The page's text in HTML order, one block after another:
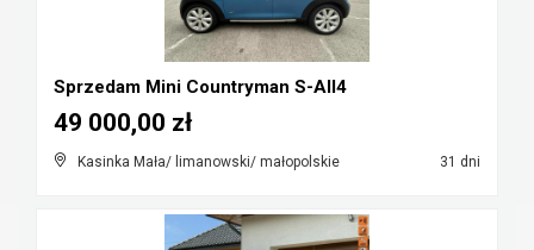
Sprzedam Mini Countryman S-All4
Kasinka Mała/ limanowski/ małopolskie 31 dni
49 000,00 zł